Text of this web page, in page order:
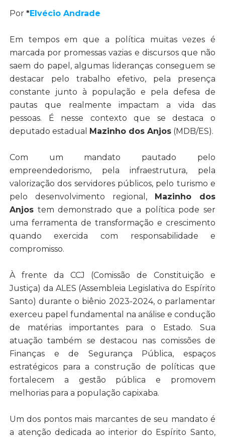
Por *Elvécio Andrade
Em tempos em que a política muitas vezes é
marcada por promessas vazias e discursos que não
saem do papel, algumas lideranças conseguem se
destacar pelo trabalho efetivo, pela presença
constante junto à população e pela defesa de
pautas que realmente impactam a vida das
pessoas. É nesse contexto que se destaca o
deputado estadual Mazinho dos Anjos(MDB/ES).
Com um mandato pautado pelo
empreendedorismo, pela infraestrutura, pela
valorização dos servidores públicos, pelo turismo e
pelo desenvolvimento regional, Mazinho dos
Anjostem demonstrado que a política pode ser
uma ferramenta de transformação e crescimento
quando exercida com responsabilidade e
compromisso.
À frente da CCJ (Comissão de Constituição e
Justiça) da ALES (Assembleia Legislativa do Espírito
Santo) durante o biênio 2023-2024, o parlamentar
exerceu papel fundamental na análise e condução
de matérias importantes para o Estado. Sua
atuação também se destacou nas comissões de
Finanças e de Segurança Pública, espaços
estratégicos para a construção de políticas que
fortalecem a gestão pública e promovem
melhorias para a população capixaba.
Um dos pontos mais marcantes de seu mandato é
a atenção dedicada ao interior do Espírito Santo,